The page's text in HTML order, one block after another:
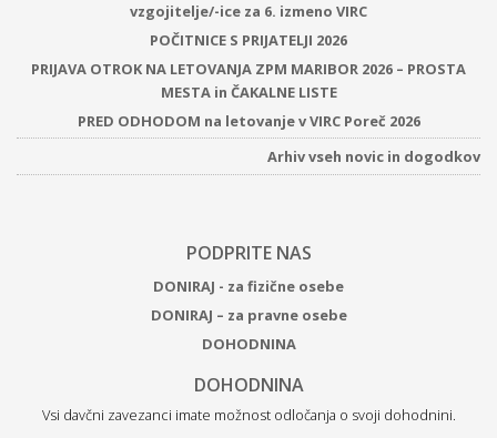
vzgojitelje/-ice za 6. izmeno VIRC
POČITNICE S PRIJATELJI 2026
PRIJAVA OTROK NA LETOVANJA ZPM MARIBOR 2026 – PROSTA
MESTA in ČAKALNE LISTE
PRED ODHODOM na letovanje v VIRC Poreč 2026
Arhiv vseh novic in dogodkov
PODPRITE NAS
DONIRAJ - za fizične osebe
DONIRAJ – za pravne osebe
DOHODNINA
DOHODNINA
Vsi davčni zavezanci imate možnost odločanja o svoji dohodnini.